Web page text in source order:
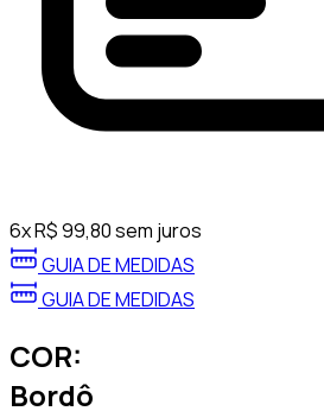
6xR$99,80sem juros
GUIA DE MEDIDAS
GUIA DE MEDIDAS
COR:
Bordô